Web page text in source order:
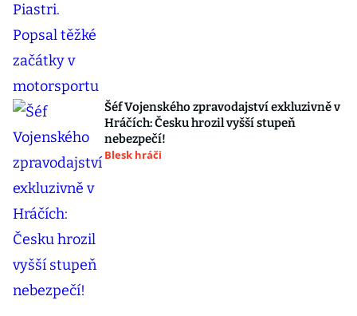
Šéf Vojenského zpravodajství exkluzivně v
Hráčích: Česku hrozil vyšší stupeň
nebezpečí!
Blesk hráči